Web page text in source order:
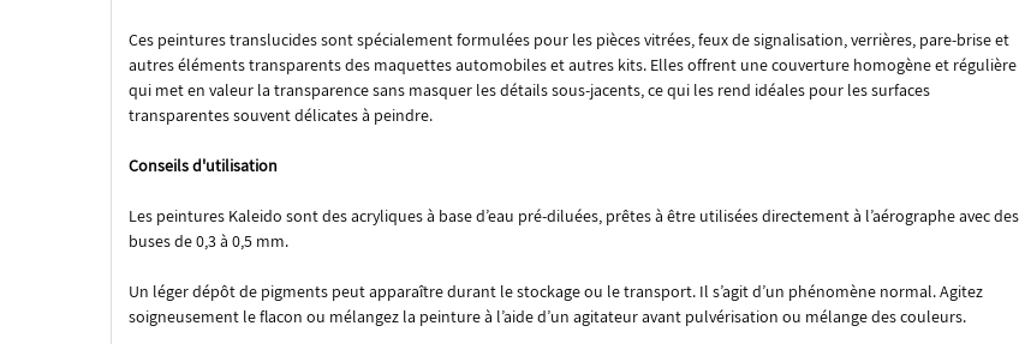
Ces peintures translucides sont spécialement formulées pour les pièces vitrées, feux de signalisation, verrières, pare-brise et
autres éléments transparents des maquettes automobiles et autres kits. Elles offrent une couverture homogène et régulière
qui met en valeur la transparence sans masquer les détails sous-jacents, ce qui les rend idéales pour les surfaces
transparentes souvent délicates à peindre.
Conseils d'utilisation
Les peintures Kaleido sont des acryliques à base d’eau pré-diluées, prêtes à être utilisées directement à l’aérographe avec des
buses de 0,3 à 0,5 mm.
Un léger dépôt de pigments peut apparaître durant le stockage ou le transport. Il s’agit d’un phénomène normal. Agitez
soigneusement le flacon ou mélangez la peinture à l’aide d’un agitateur avant pulvérisation ou mélange des couleurs.